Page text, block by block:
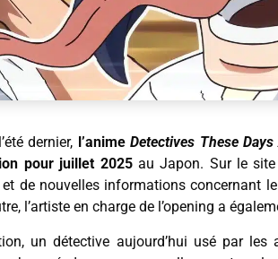
dernier, l’animeDetectives These
pour juillet 2025au Japon. Sur le
de nouvelles informations concernant
l’artiste en charge de l’opening a
un détective aujourd’hui usé par